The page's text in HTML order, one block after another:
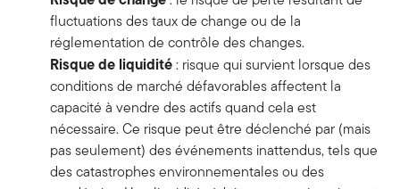
fluctuations des taux de change ou de la
réglementation de contrôle des changes.
Risque de liquidité: risque qui survient lorsque des
conditions de marché défavorables affectent la
capacité à vendre des actifs quand cela est
nécessaire. Ce risque peut être déclenché par (mais
pas seulement) des événements inattendus, tels que
des catastrophes environnementales ou des